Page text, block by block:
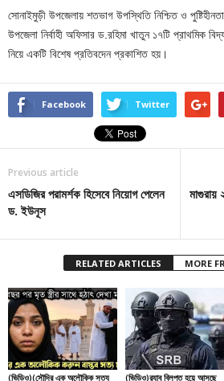
সোনাইমুড়ী উপজেলায় শতভাগ উপস্থিতি নিশ্চিত ও
উপজেলা নির্বাহী অফিসার ড.রহিমা খাতুন ১৭টি প্রাথমিক
নিয়ে একটি বিশেষ প্রতিবদেন প্রকাশিত হয়।
Facebook Twitter
Previous article
এসডিজির পরামর্শক হিসেবে নিয়োগ পেলেন
ড. ইউনূস
মাগুরায়
RELATED ARTICLES MORE
(ভিডিও)(সৌদির এক অলৌকিক সত্য
(ভিডিও)র‌্যাব বিলুপ্ত হয়ে আসছে